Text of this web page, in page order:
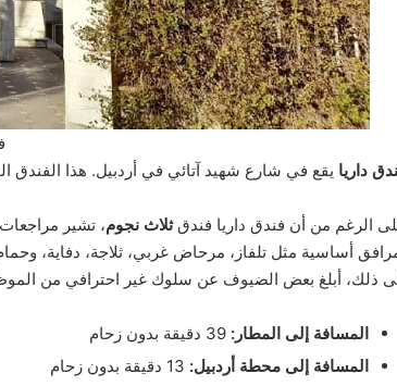
داريا يقع في شارع شهيد آتائي في أردبيل. هذا الفندق المكون من ثلاثة
الرغم من أن فندق داريا فندقثلاث نجوم، تشير
أساسية مثل تلفاز، مرحاض غربي، ثلاجة، دفاية،
ذلك، أبلغ بعض الضيوف عن سلوك غير احترافي من
المسافة إلى المطار: 39 دقيقة بدون زحام
المسافة إلى محطة أردبيل: